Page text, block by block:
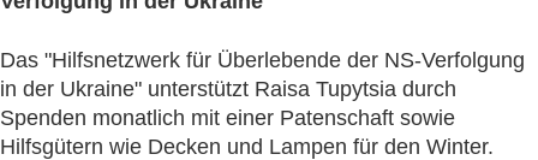
Das "Hilfsnetzwerk für Überlebende der NS-Verfolgung
in der Ukraine" unterstützt Raisa Tupytsia durch
Spenden monatlich mit einer Patenschaft sowie
Hilfsgütern wie Decken und Lampen für den Winter.